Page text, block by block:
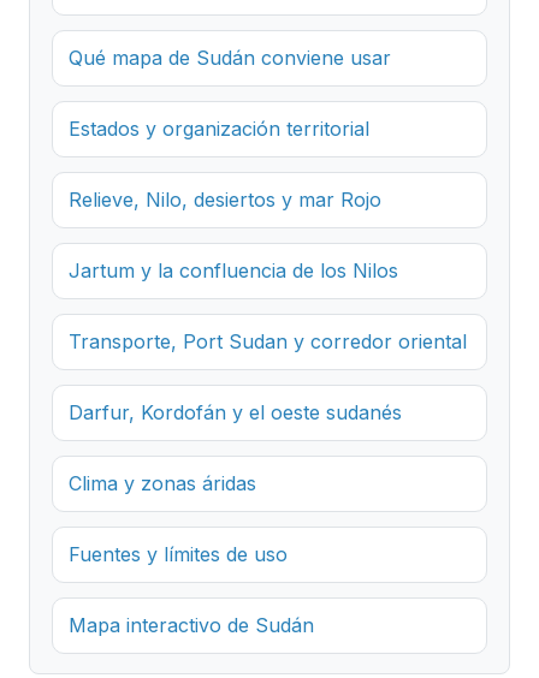
Qué mapa de Sudán conviene usar
Estados y organización territorial
Relieve, Nilo, desiertos y mar Rojo
Jartum y la confluencia de los Nilos
Transporte, Port Sudan y corredor oriental
Darfur, Kordofán y el oeste sudanés
Clima y zonas áridas
Fuentes y límites de uso
Mapa interactivo de Sudán